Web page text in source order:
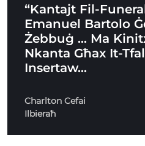
“Kantajt Fil-
Emanuel Bartolo
Żebbuġ … Ma
Nkanta Għax It-
Insertaw…
Charlton Cefai
Ilbieraħ